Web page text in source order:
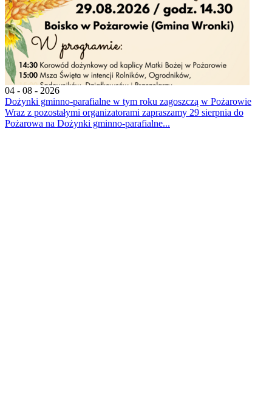
04 - 08 - 2026
Dożynki gminno-parafialne w tym roku zagoszczą w Pożarowie
Wraz z pozostałymi organizatorami zapraszamy 29 sierpnia do
Pożarowa na Dożynki gminno-parafialne...